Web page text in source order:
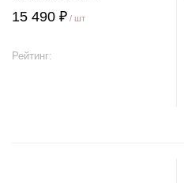
15 490 ₽ / шт
Рейтинг: